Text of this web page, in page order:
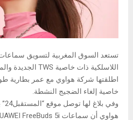
اطلقتها شركة هواوي مع عمر بطارية
خاصية إلغاء الضجيج النشطة.